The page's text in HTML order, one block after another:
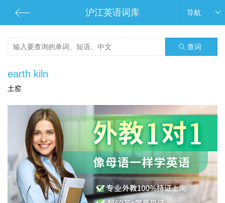
沪江英语词库 导航
查词
earth kiln
土窑